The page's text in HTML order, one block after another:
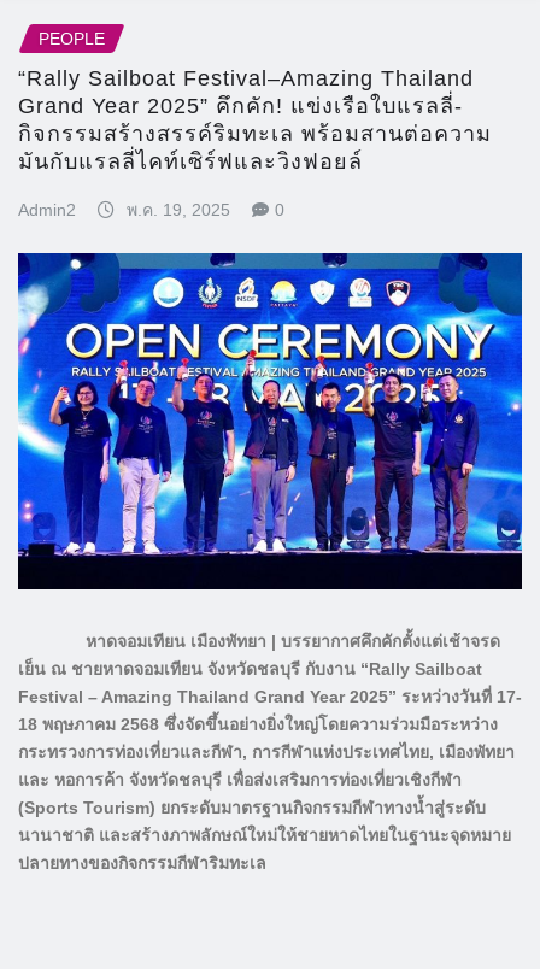
PEOPLE
“Rally Sailboat Festival–Amazing Thailand
Grand Year 2025” คึกคัก! แข่งเรือใบแรลลี่-
กิจกรรมสร้างสรรค์ริมทะเล พร้อมสานต่อความ
มันกับแรลลี่ไคท์เซิร์ฟและวิงฟอยล์
Admin2 พ.ค. 19, 2025 0
หาดจอมเทียน เมืองพัทยา | บรรยากาศคึกคักตั้งแต่เช้าจรด
เย็น ณ ชายหาดจอมเทียน จังหวัดชลบุรี กับงาน “Rally Sailboat
Festival – Amazing Thailand Grand Year 2025” ระหว่างวันที่ 17-
18 พฤษภาคม 2568 ซึ่งจัดขึ้นอย่างยิ่งใหญ่โดยความร่วมมือระหว่าง
กระทรวงการท่องเที่ยวและกีฬา, การกีฬาแห่งประเทศไทย, เมืองพัทยา
และ หอการค้า จังหวัดชลบุรี เพื่อส่งเสริมการท่องเที่ยวเชิงกีฬา
(Sports Tourism) ยกระดับมาตรฐานกิจกรรมกีฬาทางน้ำสู่ระดับ
นานาชาติ และสร้างภาพลักษณ์ใหม่ให้ชายหาดไทยในฐานะจุดหมาย
ปลายทางของกิจกรรมกีฬาริมทะเล